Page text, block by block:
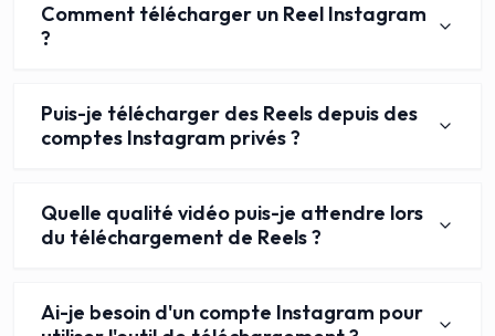
Comment télécharger un Reel Instagram
?
Puis-je télécharger des Reels depuis des
comptes Instagram privés ?
Quelle qualité vidéo puis-je attendre lors
du téléchargement de Reels ?
Ai-je besoin d'un compte Instagram pour